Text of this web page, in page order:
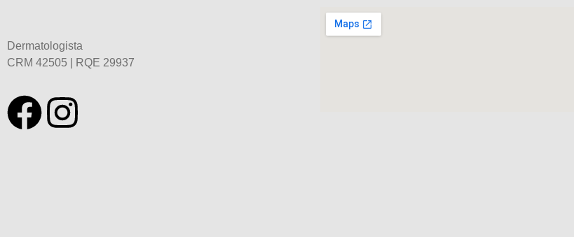
Dermatologista
CRM 42505 | RQE 29937